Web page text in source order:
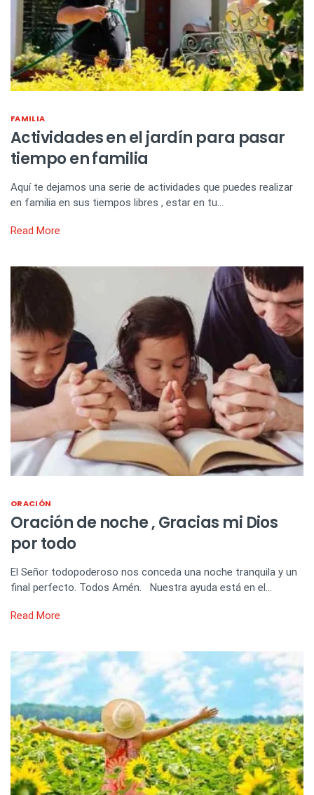
FAMILIA
Actividades en el jardín para pasar
tiempo en familia
Aquí te dejamos una serie de actividades que puedes realizar
en familia en sus tiempos libres , estar en tu…
Read More
ORACIÓN
Oración de noche , Gracias mi Dios
por todo
El Señor todopoderoso nos conceda una noche tranquila y un
final perfecto. Todos Amén. Nuestra ayuda está en el…
Read More